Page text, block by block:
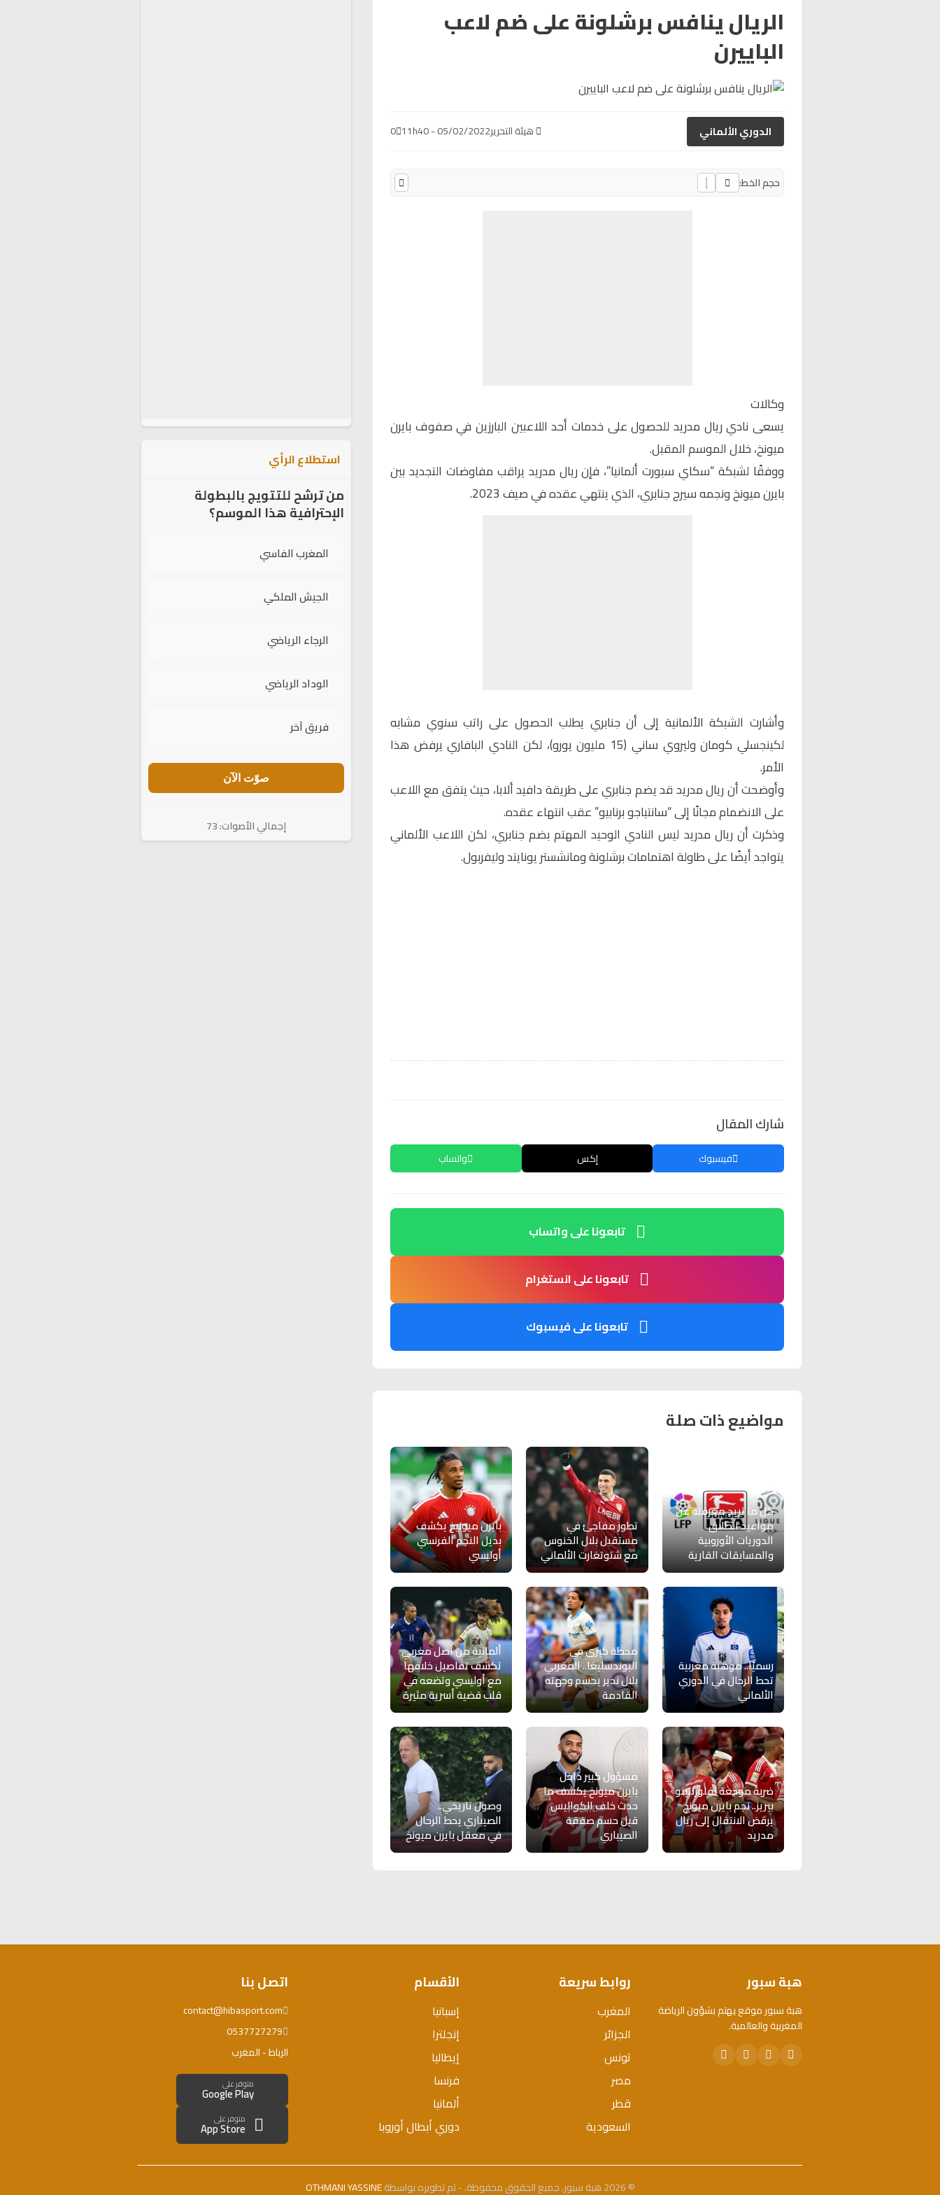
الريال ينافس برشلونة على ضم لاعب
الباييرن
الدوري الألماني هيئة التحرير05/02/2022 - 11h40
0
حجم الخط:
وكالات
يسعى نادي ريال مدريد للحصول على خدمات أحد اللاعبين البارزين في صفوف بايرن
ميونخ، خلال الموسم المقبل.
ووفقًا لشبكة “سكاي سبورت ألمانيا”، فإن ريال مدريد يراقب مفاوضات التجديد بين
بايرن ميونخ ونجمه سيرج جنابري، الذي ينتهي عقده في صيف 2023.
وأشارت الشبكة الألمانية إلى أن جنابري يطلب الحصول على راتب سنوي مشابه
لكينجسلي كومان وليروي ساني (15 مليون يورو)، لكن النادي البافاري يرفض هذا
الأمر.
وأوضحت أن ريال مدريد قد يضم جنابري على طريقة دافيد ألابا، حيث يتفق مع اللاعب
على الانضمام مجانًا إلى “سانتياجو برنابيو” عقب انتهاء عقده.
وذكرت أن ريال مدريد ليس النادي الوحيد المهتم بضم جنابري، لكن اللاعب الألماني
يتواجد أيضًا على طاولة اهتمامات برشلونة ومانشستر يونايتد وليفربول.
شارك المقال
فيسبوك إكس واتساب
تابعونا على واتساب
تابعونا على انستغرام
تابعونا على فيسبوك
مواضيع ذات صلة
كل ما تريد معرفته عن
مواعيد انطلاق
الدوريات الأوروبية
والمسابقات القارية
تطور مفاجئ في
مستقبل بلال الخنوس
مع شتوتغارت الألماني
بايرن ميونيخ يكشف
بديل النجم الفرنسي
أوليسي
رسميًا.. موهبة مغربية
تحط الرحال في الدوري
الألماني
محطة كبرى في
البوندسليغا.. المغربي
بلال ندير يحسم وجهته
القادمة
ألمانية من أصل مغربي
تكشف تفاصيل خلافها
مع أوليسي وتضعه في
قلب قضية أسرية مثيرة
ضربة موجعة لفلورنتينو
بيريز.. نجم بايرن ميونخ
يرفض الانتقال إلى ريال
مدريد
مسؤول كبير داخل
بايرن ميونخ يكشف ما
حدث خلف الكواليس
قبل حسم صفقة
الصيباري
وصول تاريخي..
الصيباري يحط الرحال
في معقل بايرن ميونخ
استطلاع الرأي
من ترشح للتتويج بالبطولة
الإحترافية هذا الموسم؟
المغرب الفاسي
الجيش الملكي
الرجاء الرياضي
الوداد الرياضي
فريق آخر
صوّت الآن
إجمالي الأصوات: 73
هبة سبور
هبة سبور موقع يهتم بشؤون الرياضة
المغربية والعالمية.
روابط سريعة
المغرب
الجزائر
تونس
مصر
قطر
السعودية
الأقسام
إسبانيا
إنجلترا
إيطاليا
فرنسا
ألمانيا
دوري أبطال أوروبا
اتصل بنا
contact@hibasport.com
0537727279
الرباط - المغرب
متوفر على
Google Play
متوفر على
App Store
© 2026 هبة سبور. جميع الحقوق محفوظة. - تم تطويره بواسطة
OTHMANI YASSINE